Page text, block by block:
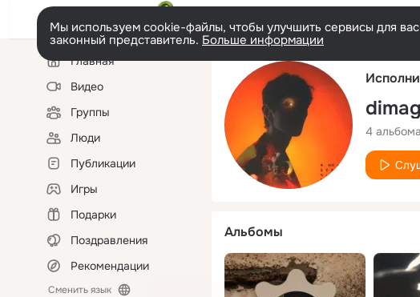
Мы используем cookie-файлы, чтобы улучшить сервисы для
законный представитель. Больше информации
Левая
колонкаГлавная
Видео
Группы
Люди
Публикации
Игры
Подарки
Поздравления
Рекомендации
Сменить язык
4 альбома
Альбомы